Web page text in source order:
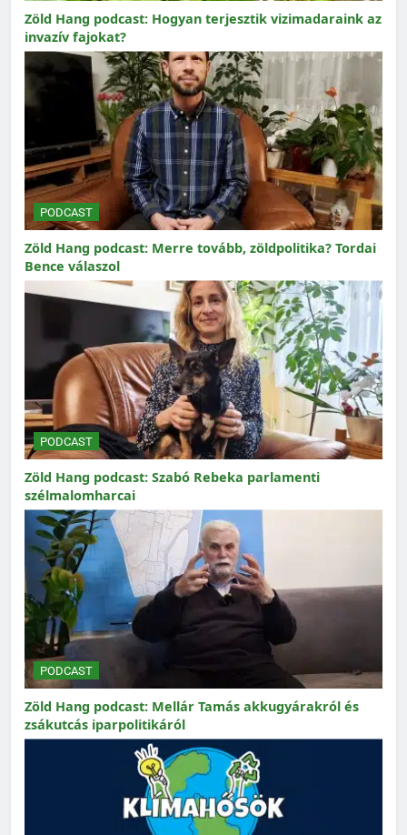
Zöld Hang podcast: Hogyan terjesztik vizimadaraink az
invazív fajokat?
PODCAST
Zöld Hang podcast: Merre tovább, zöldpolitika? Tordai
Bence válaszol
PODCAST
Zöld Hang podcast: Szabó Rebeka parlamenti
szélmalomharcai
PODCAST
Zöld Hang podcast: Mellár Tamás akkugyárakról és
zsákutcás iparpolitikáról